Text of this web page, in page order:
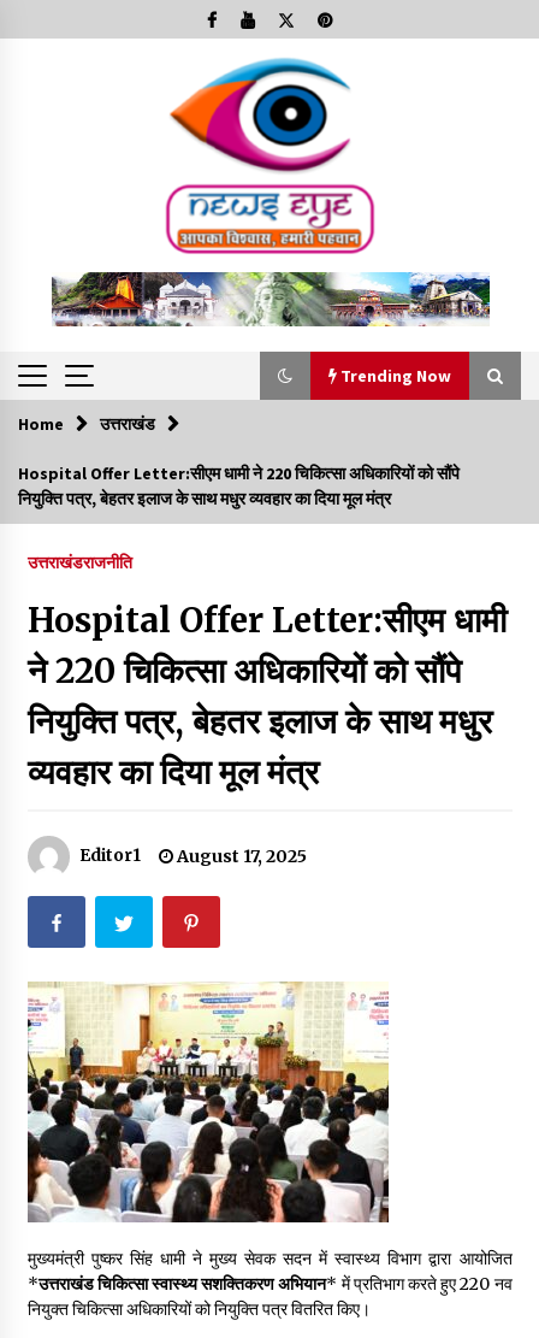
to
Trending Now
Trending Now
Minorities Rights Day : विश्व अल्पसंख्यक अधिकार दिवस
कार्यक्रम में शामिल हुए सीएम,आधुनिक मदरसों का नाम अब्दुल कलाम के नाम
Thought Of The Day 7 September
September 7, 2023
Thought Of The Day 6 September
September 6, 2023
May 18, 2022
Thought Of The Day 17 May
May 17, 2022
Thought Of The Day 16 May
May 16, 2022
Thought Of The Day 14 May
May 14, 2022
Thought Of The Day 13 May
May 13, 2022
Home उत्तराखंड
Hospital Offer Letter:सीएम धामी ने 220 चिकित्सा अधिकारियों को सौंपे
नियुक्ति पत्र, बेहतर इलाज के साथ मधुर व्यवहार का दिया मूल मंत्र
उत्तराखंडराजनीति
Hospital Offer Letter:सीएम धामी
ने 220 चिकित्सा अधिकारियों को सौंपे
नियुक्ति पत्र, बेहतर इलाज के साथ मधुर
व्यवहार का दिया मूल मंत्र
Editor1 August 17, 2025
मुख्यमंत्री पुष्कर सिंह धामी ने मुख्य सेवक सदन में स्वास्थ्य विभाग द्वारा आयोजित
*उत्तराखंड चिकित्सा स्वास्थ्य सशक्तिकरण अभियान* में प्रतिभाग करते हुए 220 नव
नियुक्त चिकित्सा अधिकारियों को नियुक्ति पत्र वितरित किए।